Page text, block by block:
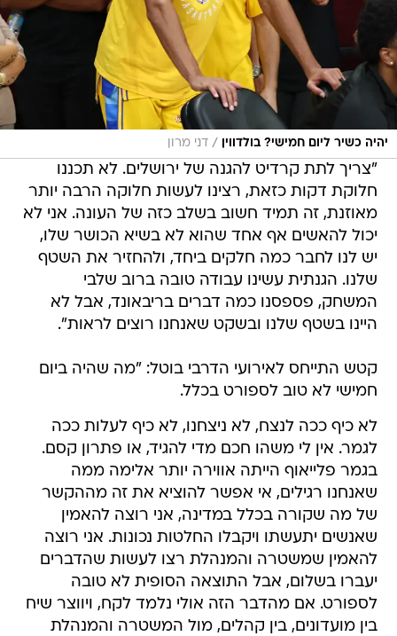
יהיה כשיר ליום חמישי? בולדווין / דני מרון
"צריך לתת קרדיט להגנה של ירושלים. לא תכננו
חלוקת דקות כזאת, רצינו לעשות חלוקה הרבה יותר
מאוזנת, זה תמיד חשוב בשלב כזה של העונה. אני לא
יכול להאשים אף אחד שהוא לא בשיא הכושר שלו,
יש לנו לחבר כמה חלקים ביחד, ולהחזיר את השטף
שלנו. הגנתית עשינו עבודה טובה ברוב שלבי
המשחק, פספסנו כמה דברים בריבאונד, אבל לא
היינו בשטף שלנו ובשקט שאנחנו רוצים לראות".
קטש התייחס לאירועי הדרבי בוטל: "מה שהיה ביום
חמישי לא טוב לספורט בכלל.
לא כיף ככה לנצח, לא ניצחנו, לא כיף לעלות ככה
לגמר. אין לי משהו חכם מדי להגיד, או פתרון קסם.
בגמר פלייאוף הייתה אווירה יותר אלימה ממה
שאנחנו רגילים, אי אפשר להוציא את זה מההקשר
של מה שקורה בכלל במדינה, אני רוצה להאמין
שאנשים יתעשתו ויקבלו החלטות נכונות. אני רוצה
להאמין שמשטרה והמנהלת רצו לעשות שהדברים
יעברו בשלום, אבל התוצאה הסופית לא טובה
לספורט. אם מהדבר הזה אולי נלמד לקח, ויווצר שיח
בין מועדונים, בין קהלים, מול המשטרה והמנהלת